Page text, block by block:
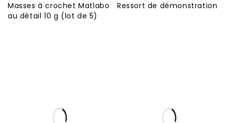
Masses à crochet Matlabo
au détail 10 g (lot de 5)
Ressort de démonstration